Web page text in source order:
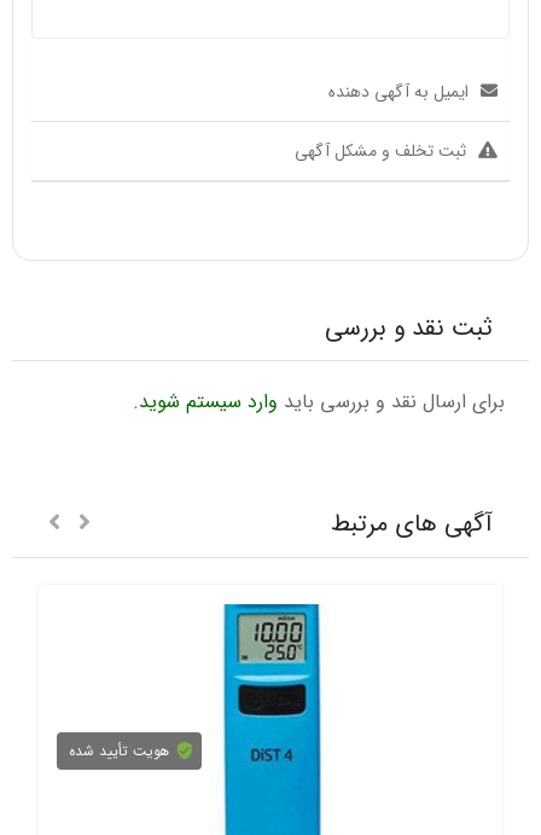
ایمیل به آگهی دهنده
ثبت تخلف و مشکل آگهی
ثبت نقد و بررسی
برای ارسال نقد و بررسی باید وارد سیستم شوید.
آگهی های مرتبط
هویت تأیید شده